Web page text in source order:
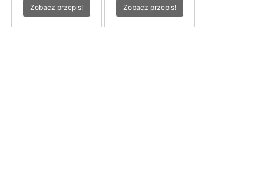
Zobacz przepis! Zobacz przepis!